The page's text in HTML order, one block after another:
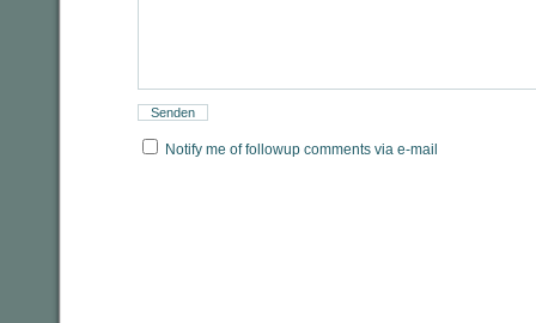
Notify me of followup comments via e-mail